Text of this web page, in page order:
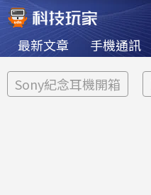
最新文章 手機通訊
Sony紀念耳機開箱